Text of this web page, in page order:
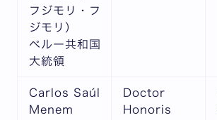
フジモリ・フ
ジモリ）
ペルー共和国
大統領
Carlos Saúl
Menem
Doctor
Honoris